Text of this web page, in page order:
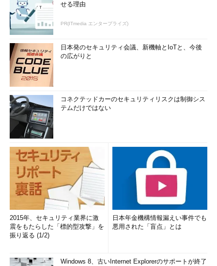
せる理由
PR(ITmedia エンタープライズ)
日本発のセキュリティ会議、新機軸とIoTと、今後
の広がりと
コネクテッドカーのセキュリティリスクは制御シス
テムだけではない
2015年、セキュリティ業界に激
震をもたらした「標的型攻撃」を
振り返る (1/2)
日本年金機構情報漏えい事件でも
悪用された「盲点」とは
Windows 8、古いInternet Explorerのサポートが終了